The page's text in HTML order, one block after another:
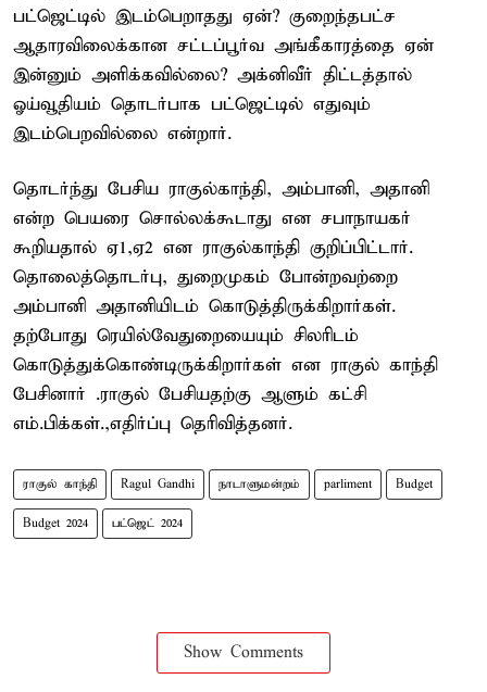
பட்ஜெட்டில் இடம்பெறாதது ஏன்? குறைந்தபட்ச
ஆதாரவிலைக்கான சட்டப்பூர்வ அங்கீகாரத்தை ஏன்
இன்னும் அளிக்கவில்லை? அக்னிவீர் திட்டத்தால்
ஓய்வூதியம் தொடர்பாக பட்ஜெட்டில் எதுவும்
இடம்பெறவில்லை என்றார்.
தொடர்ந்து பேசிய ராகுல்காந்தி, அம்பானி, அதானி
என்ற பெயரை சொல்லக்கூடாது என சபாநாயகர்
கூறியதால் ஏ1,ஏ2 என ராகுல்காந்தி குறிப்பிட்டார்.
தொலைத்தொடர்பு, துறைமுகம் போன்றவற்றை
அம்பானி அதானியிடம் கொடுத்திருக்கிறார்கள்.
தற்போது ரெயில்வேதுறையையும் சிலரிடம்
கொடுத்துக்கொண்டிருக்கிறார்கள் என ராகுல் காந்தி
பேசினார் .ராகுல் பேசியதற்கு ஆளும் கட்சி
எம்.பிக்கள்.,எதிர்ப்பு தெரிவித்தனர்.
ராகுல் காந்தி Ragul Gandhi நாடாளுமன்றம் parliment Budget
Budget 2024 பட்ஜெட் 2024
Show Comments